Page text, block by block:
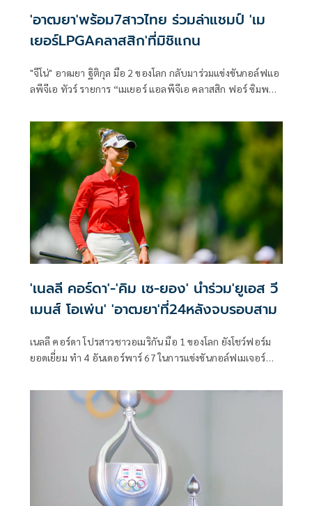
'อาฒยา'พร้อม7สาวไทย ร่วมล่าแชมป์ 'เม
เยอร์LPGAคลาสสิก'ที่มิชิแกน
"จีโน่" อาฒยา ฐิติกุล มือ 2 ของโลก กลับมาร่วมแข่งขันกอล์ฟแอ
ลพีจีเอ ทัวร์ รายการ “เมเยอร์ แอลพีจีเอ คลาสสิก ฟอร์ ซิมพลี
นักกอล์ฟสาวไทย ร่วมไล่ล่าแชมป์ ชิงเงินรางวัลรวม 3.25 ล้าน
ดอลลาร์สหรัฐ หรือราว 105.6 ล้านบาท ท่ามกลางการประชัน
วงสวิงกับยอดนักกอล์ฟหญิงระดับโลกมากมาย
'เนลลี คอร์ดา'-'คิม เซ-ยอง' นำร่วม'ยูเอส วี
เมนส์ โอเพ่น' 'อาฒยา'ที่24หลังจบรอบสาม
เนลลี คอร์ดา โปรสาวชาวอเมริกัน มือ 1 ของโลก ยังโชว์ฟอร์ม
ยอดเยี่ยม ทำ 4 อันเดอร์พาร์ 67 ในการแข่งขันกอล์ฟเมเจอร์
สหรัฐอเมริกา เมื่อวันเสาร์ที่ 6 มิถุนายน 2569 สกอร์รวม 6
อันเดอร์พาร์ 207 ขยับขึ้นนำร่วมกับ คิม เซ-ยอง จากเกาหลีใต้
ซึ่งทำเพิ่ม 3 อันเดอร์พาร์ 68 โดยมีนักกอล์ฟอันดับ 3 ร่วม ตาม
หลังเพียงสโตรกเดียว ขณะที่ “จีโน่” อาฒยา ฐิติกุล มือ 2 ของ
โลก รั้งอันดับ 24 ตามหลังผู้นำ 7 สโตรก